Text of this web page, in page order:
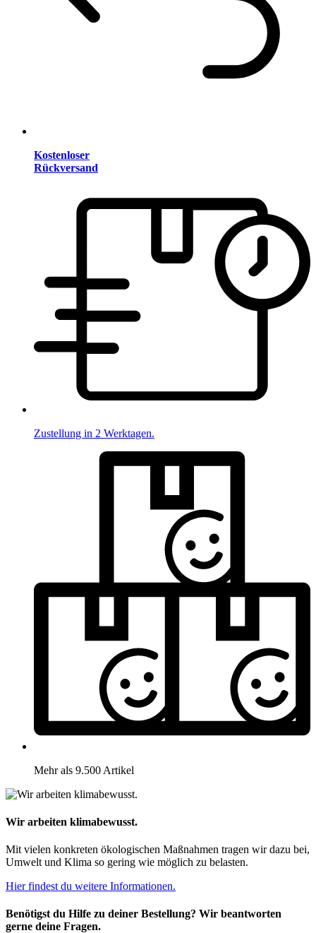
Kostenloser
Rückversand
Zustellung in 2 Werktagen.
Mehr als 9.500 Artikel
Wir arbeiten klimabewusst.
Mit vielen konkreten ökologischen Maßnahmen tragen wir dazu bei,
Umwelt und Klima so gering wie möglich zu belasten.
Hier findest du weitere Informationen.
Benötigst du Hilfe zu deiner Bestellung? Wir beantworten
gerne deine Fragen.